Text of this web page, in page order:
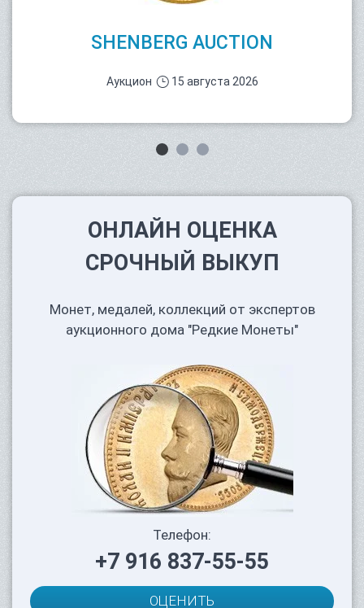
SHENBERG AUCTION
Аукцион 15 августа 2026
ОНЛАЙН ОЦЕНКА
СРОЧНЫЙ ВЫКУП
Монет, медалей, коллекций от экспертов
аукционного дома "Редкие Монеты"
Телефон:
+7 916 837-55-55
ОЦЕНИТЬ